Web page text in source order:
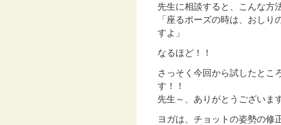
先生に相談すると、こんな方
「座るポーズの時は、おし
すよ」
なるほど！！
さっそく今回から試したとこ
す！！
先生～、ありがとうございま
ヨガは、チョットの姿勢の修